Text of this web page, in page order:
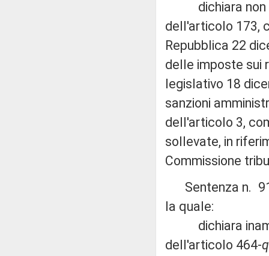
dichiara non
dell'articolo 173,
Repubblica 22
delle imposte sui
legislativo 18
sanzioni
dell'articolo 3,
sollevate, in
Commissione
Sentenza n. 91
la quale:
dichiara
dell'articolo 464-